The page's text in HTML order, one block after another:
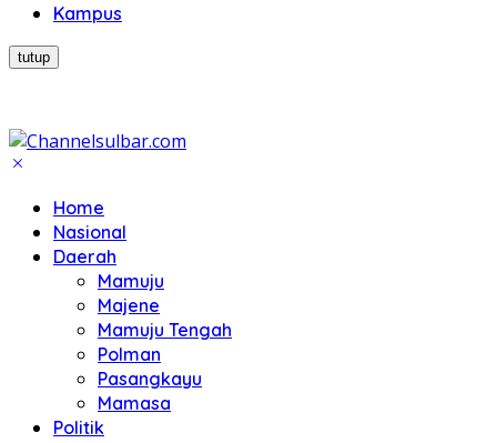
Kampus
tutup
Home
Nasional
Daerah
Mamuju
Majene
Mamuju Tengah
Polman
Pasangkayu
Mamasa
Politik